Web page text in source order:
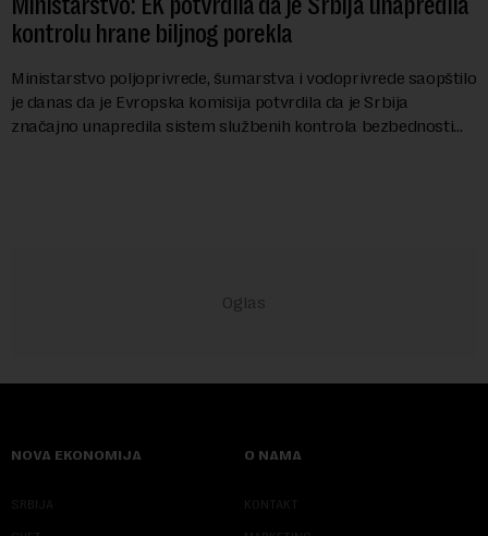
kontrolu hrane biljnog porekla
Ministarstvo poljoprivrede, šumarstva i vodoprivrede saopštilo
je danas da je Evropska komisija potvrdila da je Srbija
značajno unapredila sistem službenih kontrola bezbednosti
NOVA EKONOMIJA
SRBIJA
O NAMA
KONTAKT